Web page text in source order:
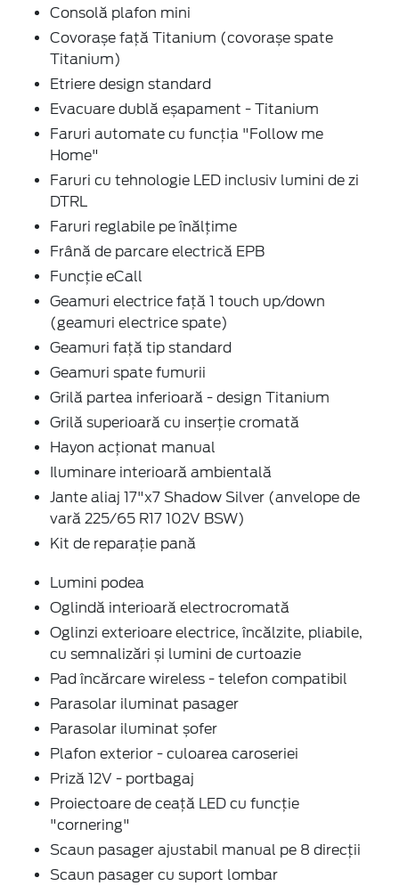
Consolă plafon mini
Covorașe față Titanium (covorașe spate
Titanium)
Etriere design standard
Evacuare dublă eșapament - Titanium
Faruri automate cu funcția "Follow me
Home"
Faruri cu tehnologie LED inclusiv lumini de zi
DTRL
Faruri reglabile pe înălțime
Frână de parcare electrică EPB
Funcție eCall
Geamuri electrice față 1 touch up/down
(geamuri electrice spate)
Geamuri față tip standard
Geamuri spate fumurii
Grilă partea inferioară - design Titanium
Grilă superioară cu inserție cromată
Hayon acționat manual
Iluminare interioară ambientală
Jante aliaj 17"x7 Shadow Silver (anvelope de
vară 225/65 R17 102V BSW)
Kit de reparație pană
Lumini podea
Oglindă interioară electrocromată
Oglinzi exterioare electrice, încălzite, pliabile,
cu semnalizări și lumini de curtoazie
Pad încărcare wireless - telefon compatibil
Parasolar iluminat pasager
Parasolar iluminat șofer
Plafon exterior - culoarea caroseriei
Priză 12V - portbagaj
Proiectoare de ceață LED cu funcție
"cornering"
Scaun pasager ajustabil manual pe 8 direcții
Scaun pasager cu suport lombar